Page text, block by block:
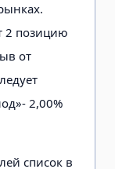
2 позицию
от
2,00%
список в